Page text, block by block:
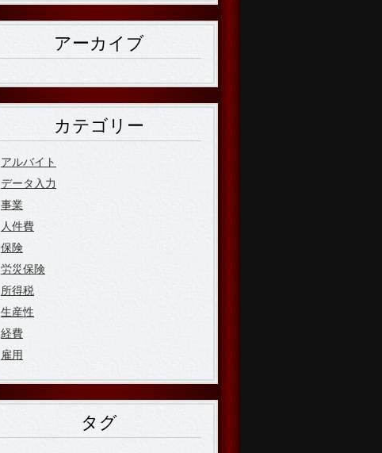
アーカイブ
カテゴリー
アルバイト
データ入力
事業
人件費
保険
労災保険
所得税
生産性
経費
雇用
タグ